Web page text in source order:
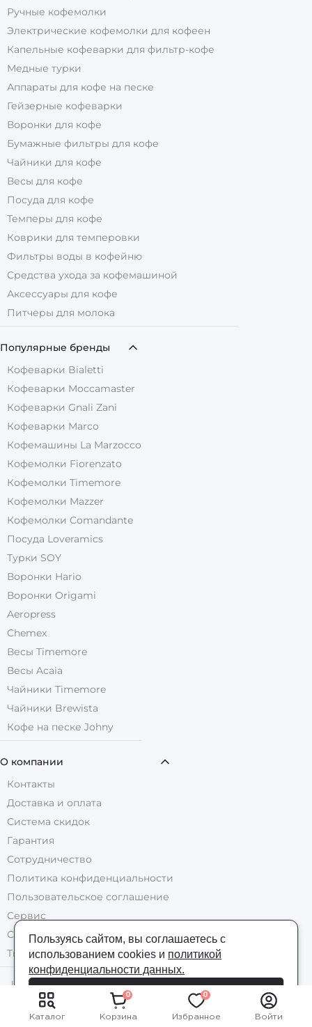
Пользуясь сайтом, вы соглашаетесь с
использованием cookies и политикой
конфиденциальности данных.
Я согласен/согласна
Каталог Войти
0
Избранное
0
Корзина
Ручные кофемолки
Электрические кофемолки для кофеен
Капельные кофеварки для фильтр-кофе
Медные турки
Аппараты для кофе на песке
Гейзерные кофеварки
Воронки для кофе
Бумажные фильтры для кофе
Чайники для кофе
Весы для кофе
Посуда для кофе
Темперы для кофе
Коврики для темперовки
Фильтры воды в кофейню
Средства ухода за кофемашиной
Аксессуары для кофе
Питчеры для молока
Популярные бренды
Кофеварки Bialetti
Кофеварки Moccamaster
Кофеварки Gnali Zani
Кофеварки Marco
Кофемашины La Marzocco
Кофемолки Fiorenzato
Кофемолки Timemore
Кофемолки Mazzer
Кофемолки Comandante
Посуда Loveramics
Турки SOY
Воронки Hario
Воронки Origami
Aeropress
Chemex
Весы Timemore
Весы Acaia
Чайники Timemore
Чайники Brewista
Кофе на песке Johny
О компании
Контакты
Доставка и оплата
Система скидок
Гарантия
Сотрудничество
Политика конфиденциальности
Пользовательское соглашение
Сервис
Сервисный центр кофемашин
Trade-In кофемашин
© 2026 Specialty.ru
Цены на все товары указаны в рублях